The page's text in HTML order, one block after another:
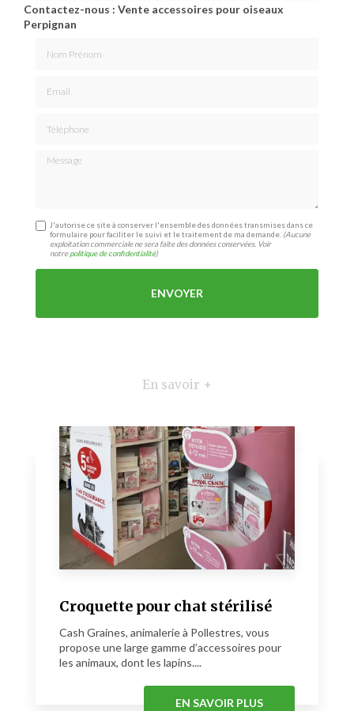
Contactez-nous : Vente accessoires pour oiseaux
Perpignan
Message
J'autorise ce site à conserver l'ensemble des données transmises dans ce
formulaire pour faciliter le suivi et le traitement de ma demande. (Aucune
exploitation commerciale ne sera faite des données conservées. Voir
notrepolitique de confidentialité)
En savoir +
Croquette pour chat stérilisé
Cash Graines, animalerie à Pollestres, vous
propose une large gamme d’accessoires pour
les animaux, dont les lapins....
EN SAVOIR PLUS